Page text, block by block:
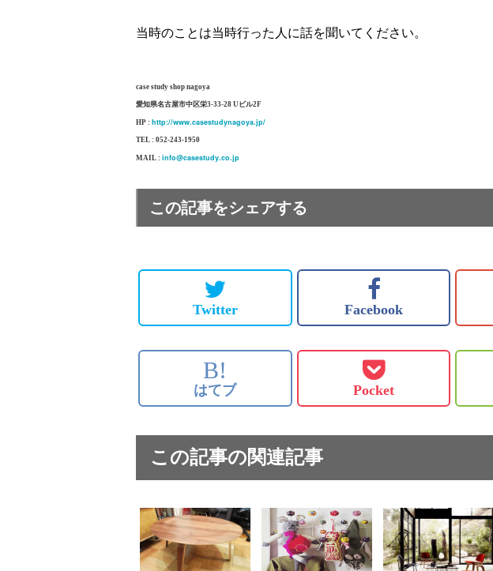
当時のことは当時行った人に話を聞いてください。
case study shop nagoya
愛知県名古屋市中区栄3-33-28 Uビル2F
HP : http://www.casestudynagoya.jp/
TEL : 052-243-1950
MAIL : info@casestudy.co.jp
この記事をシェアする
Twitter Facebook
B!
はてブ Pocket
この記事の関連記事